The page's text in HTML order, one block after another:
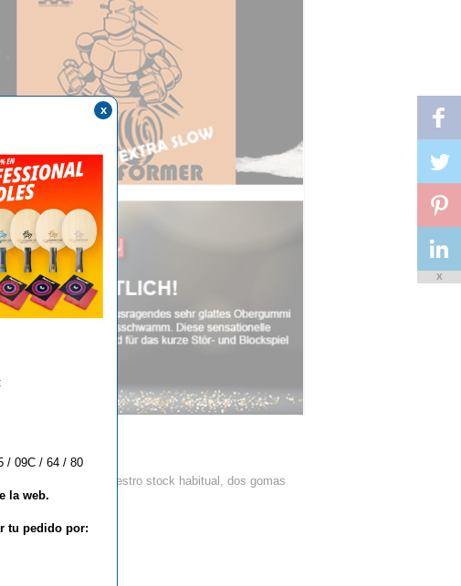
sido añadidas en nuestro stock habitual, dos gomas
/ 09C / 64 / 80
la web.
tu pedido por:
x
X